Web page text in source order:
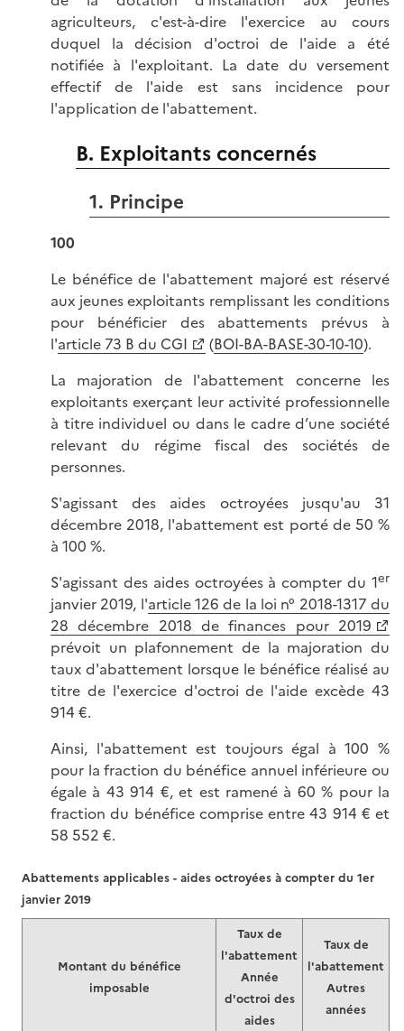
agriculteurs, c'est-à-dire l'exercice au cours
duquel la décision d'octroi de l'aide a été
notifiée à l'exploitant. La date du versement
effectif de l'aide est sans incidence pour
l'application de l'abattement.
B. Exploitants concernés
1. Principe
100
Le bénéfice de l'abattement majoré est réservé
aux jeunes exploitants remplissant les conditions
pour bénéficier des abattements prévus à
l'article 73 B du CGI (BOI-BA-BASE-30-10-10).
La majoration de l'abattement concerne les
exploitants exerçant leur activité professionnelle
à titre individuel ou dans le cadre d’une société
relevant du régime fiscal des sociétés de
personnes.
S'agissant des aides octroyées jusqu'au 31
décembre 2018, l'abattement est porté de 50 %
à 100 %.
S'agissant des aides octroyées à compter du 1er
janvier 2019, l'article 126 de la loi n° 2018-1317 du
28 décembre 2018 de finances pour 2019
prévoit un plafonnement de la majoration du
taux d'abattement lorsque le bénéfice réalisé au
titre de l'exercice d'octroi de l'aide excède 43
914 €.
Ainsi, l'abattement est toujours égal à 100 %
pour la fraction du bénéfice annuel inférieure ou
égale à 43 914 €, et est ramené à 60 % pour la
fraction du bénéfice comprise entre 43 914 € et
58 552 €.
Montant du bénéfice
imposable
Taux de
l'abattement
Année
d'octroi des
aides
Taux de
l'abattement
Autres
années
Abattements applicables - aides octroyées à compter du 1er
janvier 2019